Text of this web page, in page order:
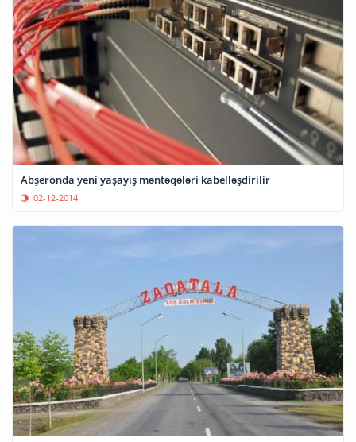
Abşeronda yeni yaşayış məntəqələri kabelləşdirilir
02-12-2014